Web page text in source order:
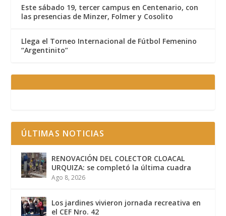
Este sábado 19, tercer campus en Centenario, con
las presencias de Minzer, Folmer y Cosolito
Llega el Torneo Internacional de Fútbol Femenino
“Argentinito”
ÚLTIMAS NOTICIAS
RENOVACIÓN DEL COLECTOR CLOACAL
URQUIZA: se completó la última cuadra
Ago 8, 2026
Los jardines vivieron jornada recreativa en
el CEF Nro. 42